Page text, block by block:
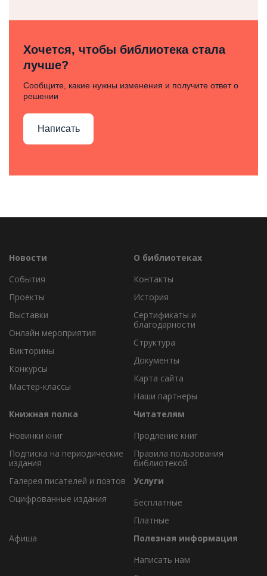
Хочется, чтобы библиотека стала
лучше?
Сообщите, какие нужны изменения и получите ответ о
решении
Написать
Новости
События
Проекты
Выставки
Онлайн мероприятия
Викторины
Конкурсы
Мастер-классы
О библиотеках
Контакты
История
Сертификаты и
благодарности
Структура
Документы
Карта сайта
Наши партнеры
Книжная полка
Новинки книг
Подписка на периодические
издания
Галерея писателей и поэтов
Оцифрованные издания
Читателям
Продление книг
Правила пользования
библиотекой
Услуги
Бесплатные
Платные
Афиша
Полезная информация
Написать нам